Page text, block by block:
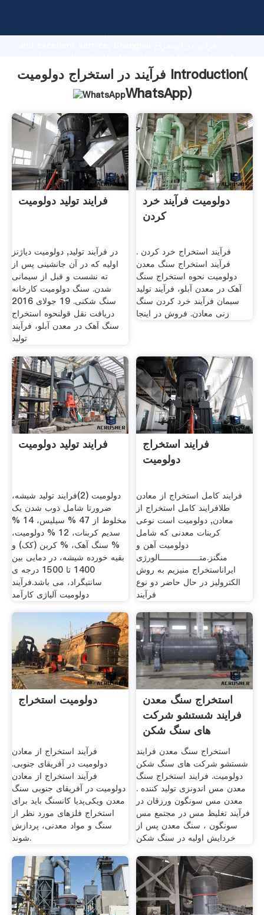
production capability, advanced research strength
all of customers.
فرآیند در استخراج دولومیت Introduction(
WhatsApp)
فرایند تولید دولومیت
در فرآیند تولید, دولومیت دیاژنز
اولیه که در آن جانشینی پس از
ته نشست و قبل از سیمانی
شدن. سنگ دولومیت کارخانه
سنگ شکنی. 19 جولای 2016
دریافت نقل قولنحوه استخراج
سنگ آهک در معدن آبلو، فرآیند
تولید
دولومیت فرآیند خرد
کردن
فرآیند استخراج خرد کردن .
فرآیند استخراج سنگ معدن
دولومیت نحوه استخراج سنگ
آهک در معدن آبلو، فرآیند تولید
سیمان فرآیند خرد کردن سنگ
زنی معادن. فروش در اینجا
فرایند تولید دولومیت
دولومیت (2)فرایند تولید شیشه،
ضرورتا شامل ذوب شدن یک
مخلوط از 47 % سیلیس، 14 %
سدیم کربنات، 12 % دولومیت،
% سنگ آهک، % کربن (کک) و
بقیه خورده شیشه، در دمایی بین
1400 تا 1500 درجه ی
سانتیگراد، می باشد.فرآیند
دولومیت آلیاژی کارآمد
فرایند استخراج
دولومیت
فرایند کامل استخراج از معادن
طلافرایند کامل استخراج از
معادن, دولومیت است نوعی
کربنات معدنی که شامل
دولومیت آهن و
منگنز.متـــــــــــــــــالورژی
ایراناستخراج منیزیم به روش
الکترولیز در حال حاضر دو نوع
فرآیند
دولومیت استخراج
فرآیند استخراج از معادن
دولومیت در آفریقای جنوبی.
فرآیند استخراج از معادن
دولومیت در آفریقای جنوبی سنگ
معدن ویکی‌پدیا کانسنگ باید برای
استخراج فلزهای مورد نظر از
سنگ و مواد معدنی، پردازش
شوند.
استخراج سنگ معدن
فرایند شستشو شرکت
های سنگ شکن
دولومیت
استخراج سنگ معدن فرایند
شستشو شرکت های سنگ شکن
دولومیت. فرایند استخراج سنگ
معدن مس اندونزی تولید کننده .
معدن مس سونگون ورزقان در
فرآیند تغلیظ مس در مجتمع مس
سونگون ، سنگ معدن پس از
خردایش اولیه در سنگ شکن